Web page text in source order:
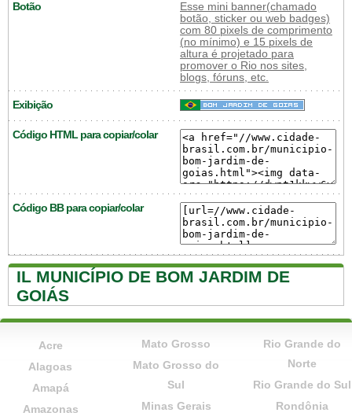
Botão
Esse mini banner(chamado
botão, sticker ou web badges)
com 80 pixels de comprimento
(no mínimo) e 15 pixels de
altura é projetado para
promover o Rio nos sites,
blogs, fóruns, etc.
Exibição
Código HTML para copiar/colar
Código BB para copiar/colar
IL MUNICÍPIO DE BOM JARDIM DE
GOIÁS
Acre
Alagoas
Amapá
Amazonas
Mato Grosso
Mato Grosso do
Sul
Minas Gerais
Rio Grande do
Norte
Rio Grande do Sul
Rondônia